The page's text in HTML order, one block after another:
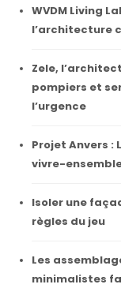
WVDM Living
l’architecture
Zele,
pompiers et
l’urgence
Projet Anvers
vivre-
Isoler une
règles du jeu
Les
minimalistes